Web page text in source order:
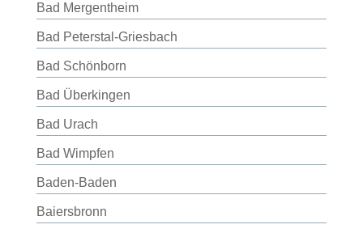
Bad Mergentheim
Bad Peterstal-Griesbach
Bad Schönborn
Bad Überkingen
Bad Urach
Bad Wimpfen
Baden-Baden
Baiersbronn